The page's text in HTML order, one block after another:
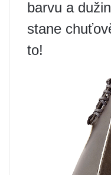
barvu a
stane
to!